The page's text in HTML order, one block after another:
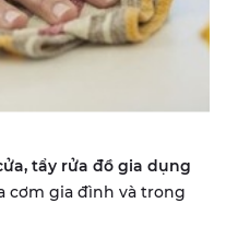
tẩy rửa đồ gia dụng
cơm gia đình và trong